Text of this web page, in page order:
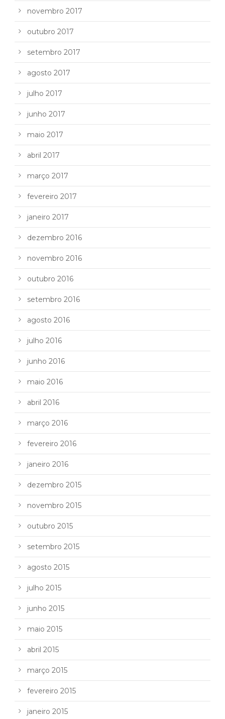
novembro 2017
outubro 2017
setembro 2017
agosto 2017
julho 2017
junho 2017
maio 2017
abril 2017
março 2017
fevereiro 2017
janeiro 2017
dezembro 2016
novembro 2016
outubro 2016
setembro 2016
agosto 2016
julho 2016
junho 2016
maio 2016
abril 2016
março 2016
fevereiro 2016
janeiro 2016
dezembro 2015
novembro 2015
outubro 2015
setembro 2015
agosto 2015
julho 2015
junho 2015
maio 2015
abril 2015
março 2015
fevereiro 2015
janeiro 2015